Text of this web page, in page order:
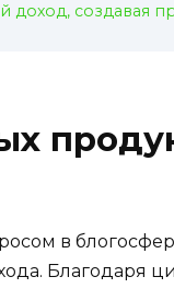
создавая
в
Благодаря